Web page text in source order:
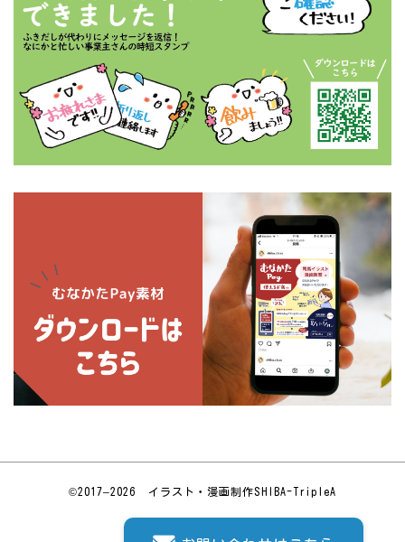
©2017–2026 イラスト・漫画制作SHIBA-TripleA